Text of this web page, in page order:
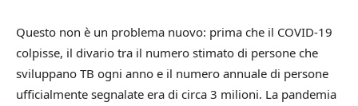
Questo non è un problema nuovo: prima che il COVID-19
colpisse, il divario tra il numero stimato di persone che
sviluppano TB ogni anno e il numero annuale di persone
ufficialmente segnalate era di circa 3 milioni. La pandemia